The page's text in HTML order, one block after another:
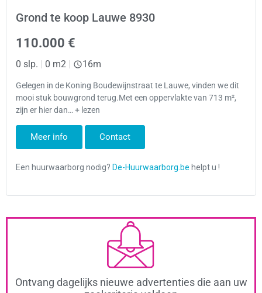
Grond te koop Lauwe 8930
110.000 €
0 slp. | 0 m2 | 16m
Gelegen in de Koning Boudewijnstraat te Lauwe, vinden we dit
mooi stuk bouwgrond terug.Met een oppervlakte van 713 m²,
zijn er hier dan… + lezen
Meer info Contact
Ontvang dagelijks nieuwe advertenties die aan uw